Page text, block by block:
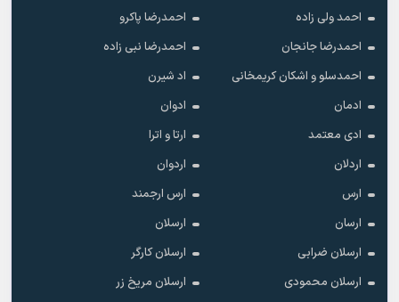
احمد ولی زاده
احمدرضا پاکرو
احمدرضا جانجان
احمدرضا نبی زاده
احمدسلو و اشکان کریمخانی
اد شیرن
ادمان
ادوان
ادی معتمد
ارتا و اترا
اردلان
اردوان
ارس
ارس ارجمند
ارسان
ارسلان
ارسلان ضرابی
ارسلان کارگر
ارسلان محمودی
ارسلان مریخ زر